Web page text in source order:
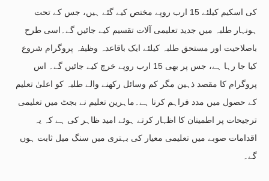
کی اسکیم کیلئے 15 ارب روپے مختص کیے گئے ہیں، جس کے تحت
ہونہار طلبہ میں جدید تعلیمی آلات تقسیم کیے جائیں گے۔اسی طرح
باصلاحیت اور مستحق طلبہ کیلئے ایک باقاعدہ وظیفہ پروگرام شروع
کیا جا رہا ہے، جس پر بھی 15 ارب روپے خرچ کیے جائیں گے۔ اس
پروگرام کا مقصد ذہین مگر کم وسائل رکھنے والے طلبہ کو اعلیٰ تعلیم
کے حصول میں مدد فراہم کرنا ہے۔ماہرین تعلیم نے بجٹ میں تعلیمی
ترجیحات پر اطمینان کا اظہار کرتے ہوئے امید ظاہر کی ہے کہ یہ
اقدامات صوبے میں تعلیمی معیار کی بہتری میں سنگ میل ثابت ہوں
گے۔